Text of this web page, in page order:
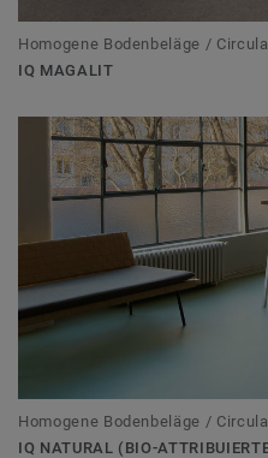
Homogene Bodenbeläge /
IQ MAGALIT
Homogene Bodenbeläge /
IQ NATURAL (BIO-